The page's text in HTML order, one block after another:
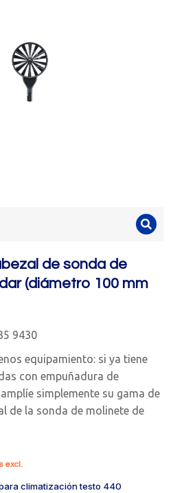
de sonda de
(diámetro 100 mm
9430
equipamiento: si ya tiene
con empuñadura de
simplemente su gama de
de la sonda de molinete de
excl.
climatización testo 440